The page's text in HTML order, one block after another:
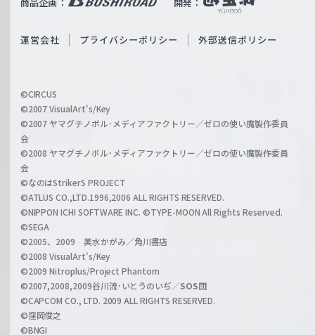
ß
c
a
r
z
O
i
l
h
a
n
l
運営会社 プライバシーポリシー 外部送信ポリシー
©CIRCUS
©2007 VisualArt's/Key
©2007 ヤマグチノボル･メディアファクトリー／ゼロの使い魔製作委員
会
©2008 ヤマグチノボル･メディアファクトリー／ゼロの使い魔製作委員
会
©なのはStrikerS PROJECT
©ATLUS CO.,LTD.1996,2006 ALL RIGHTS RESERVED.
©NIPPON ICHI SOFTWARE INC. ©TYPE-MOON All Rights Reserved.
©SEGA
©2005、2009 美水かがみ／角川書店
©2008 VisualArt's/Key
©2009 Nitroplus/Project Phantom
©2007,2008,2009谷川流･いとうのいぢ／SOS団
©CAPCOM CO., LTD. 2009 ALL RIGHTS RESERVED.
©窪岡俊之
©BNGI